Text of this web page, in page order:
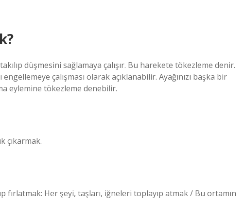
düşmesini sağlamaya çalışır. Bu harekete tökezleme denir.
çalışması olarak açıklanabilir. Ayağınızı başka bir
eylemine tökezleme denebilir.
çıkarmak.
fırlatmak: Her şeyi, taşları, iğneleri toplayıp atmak / Bu ortamın